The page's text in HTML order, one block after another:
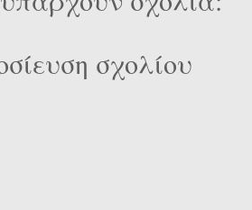
σχολίου